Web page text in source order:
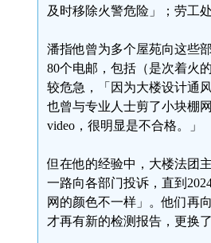
及时移除火警危险」；劳工
潘指他曾为多个屋苑向这些
80个电邮，包括（是次着火
较危急，「因为大楼设计通
也曾与专业人士剪了小块棚
video，很明显是不合格。」
但在他的经验中，大楼法团
一路向各部门投诉，直到
网的颜色不一样」。他们再
才再有新的检测报告，更换